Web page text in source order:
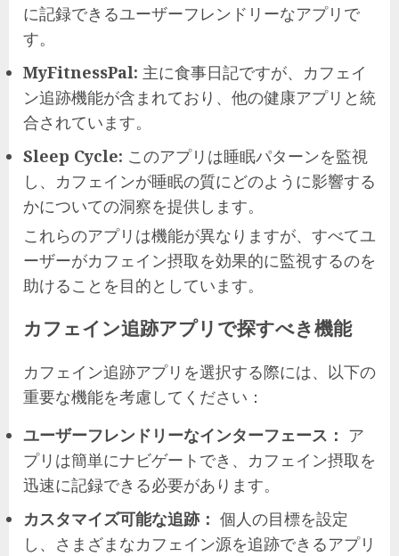
に記録できるユーザーフレンドリーなアプリで
す。
MyFitnessPal: 主に食事日記ですが、カフェイ
ン追跡機能が含まれており、他の健康アプリと統
合されています。
Sleep Cycle: このアプリは睡眠パターンを監視
し、カフェインが睡眠の質にどのように影響する
かについての洞察を提供します。
これらのアプリは機能が異なりますが、すべてユ
ーザーがカフェイン摂取を効果的に監視するのを
助けることを目的としています。
カフェイン追跡アプリで探すべき機能
カフェイン追跡アプリを選択する際には、以下の
重要な機能を考慮してください：
ユーザーフレンドリーなインターフェース： ア
プリは簡単にナビゲートでき、カフェイン摂取を
迅速に記録できる必要があります。
カスタマイズ可能な追跡： 個人の目標を設定
し、さまざまなカフェイン源を追跡できるアプリ